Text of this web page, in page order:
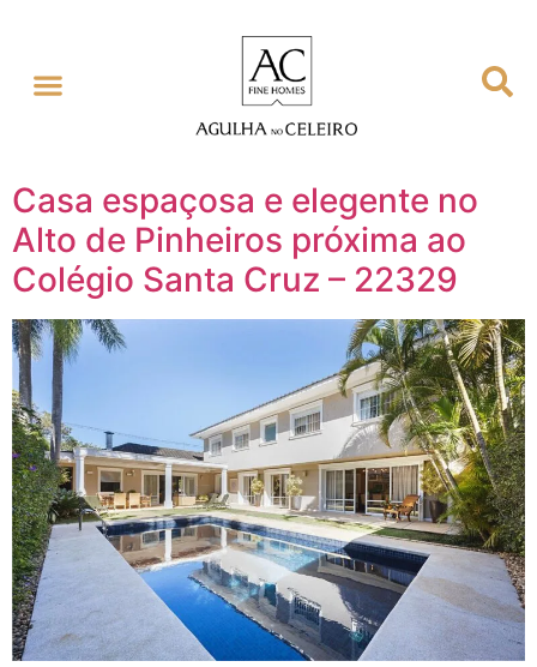
Casa espaçosa e elegente no
Alto de Pinheiros próxima ao
Colégio Santa Cruz – 22329